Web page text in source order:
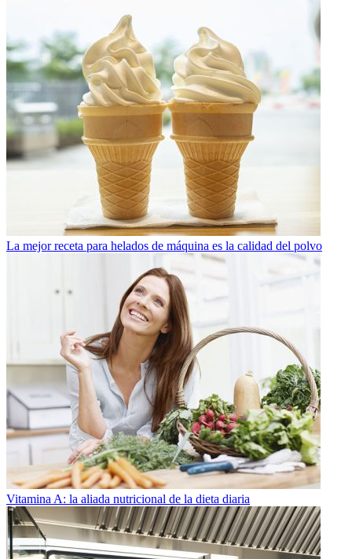
La mejor receta para helados de máquina es la calidad del polvo
Vitamina A: la aliada nutricional de la dieta diaria